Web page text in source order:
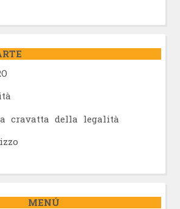
cravatta della legalità
MENÚ